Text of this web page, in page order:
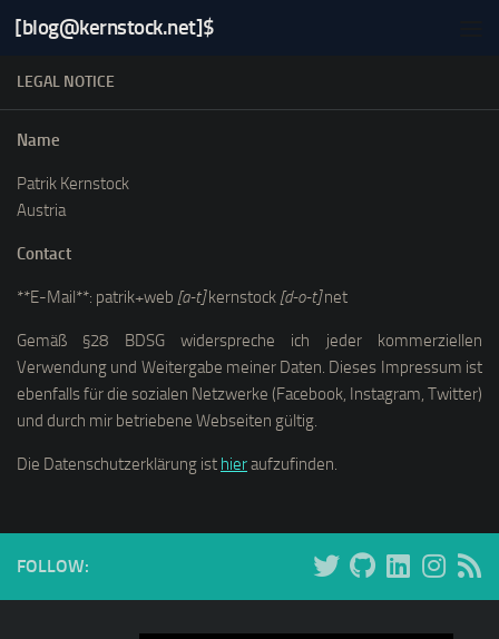
Skip to content
[blog@kernstock.net]$
LEGAL NOTICE
Name
Patrik Kernstock
Austria
Contact
**E-Mail**: patrik+web [a-t]kernstock [d-o-t]net
Gemäß §28 BDSG widerspreche ich jeder kommerziellen
Verwendung und Weitergabe meiner Daten. Dieses Impressum ist
ebenfalls für die sozialen Netzwerke (Facebook, Instagram, Twitter)
und durch mir betriebene Webseiten gültig.
Die Datenschutzerklärung ist hieraufzufinden.
FOLLOW: